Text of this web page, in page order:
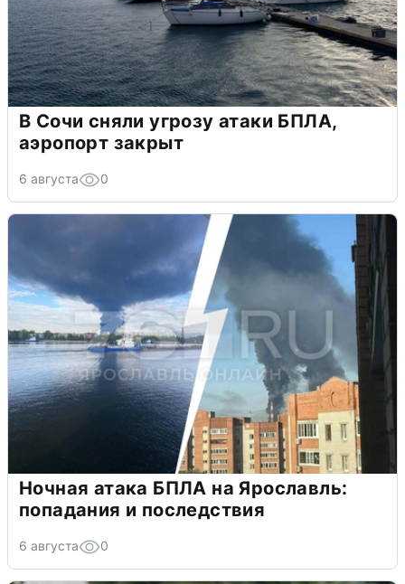
В Сочи сняли угрозу атаки БПЛА,
аэропорт закрыт
6 августа 0
Ночная атака БПЛА на Ярославль:
попадания и последствия
6 августа 0